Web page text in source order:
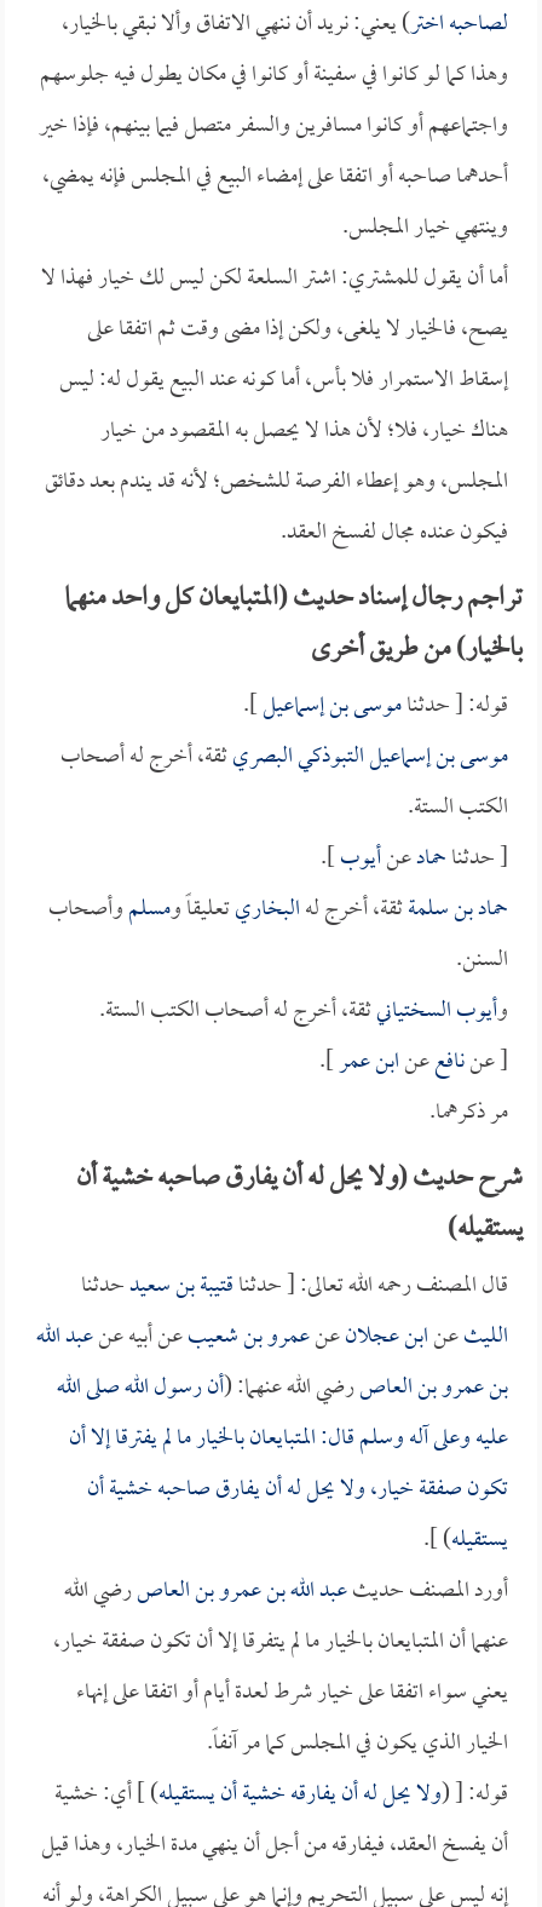
لصاحبه اختر) يعني: نريد أن ننهي الاتفاق وألا نبقي بالخيار،
وهذا كما لو كانوا في سفينة أو كانوا في مكان يطول فيه جلوسهم
واجتماعهم أو كانوا مسافرين والسفر متصل فيما بينهم، فإذا خير
أحدهما صاحبه أو اتفقا على إمضاء البيع في المجلس فإنه يمضي،
وينتهي خيار المجلس.
أما أن يقول للمشتري: اشتر السلعة لكن ليس لك خيار فهذا لا
يصح، فالخيار لا يلغى، ولكن إذا مضى وقت ثم اتفقا على
إسقاط الاستمرار فلا بأس، أما كونه عند البيع يقول له: ليس
هناك خيار، فلا؛ لأن هذا لا يحصل به المقصود من خيار
المجلس، وهو إعطاء الفرصة للشخص؛ لأنه قد يندم بعد دقائق
فيكون عنده مجال لفسخ العقد.
تراجم رجال إسناد حديث (المتبايعان كل واحد منهما
بالخيار) من طريق أخرى
قوله: [ حدثناموسى بن إسماعيل].
موسى بن إسماعيل التبوذكي البصريثقة، أخرج له أصحاب
الكتب الستة.
[ حدثناحمادعنأيوب].
حماد بن سلمةثقة، أخرج لهالبخاريتعليقاً ومسلموأصحاب
السنن.
وأيوب السختيانيثقة، أخرج له أصحاب الكتب الستة.
[ عننافععنابن عمر].
مر ذكرهما.
شرح حديث (ولا يحل له أن يفارق صاحبه خشية أن
يستقيله)
قال المصنف رحمه الله تعالى: [ حدثناقتيبة بن سعيدحدثنا
الليثعنابن عجلانعنعمرو بن شعيبعن أبيه عنعبد الله
بن عمرو بن العاصرضي الله عنهما: (أن رسول الله صلى الله
عليه وعلى آله وسلم قال: المتبايعان بالخيار ما لم يفترقا إلا أن
تكون صفقة خيار، ولا يحل له أن يفارق صاحبه خشية أن
يستقيله) ].
أورد المصنف حديثعبد الله بن عمرو بن العاصرضي الله
عنهما أن المتبايعان بالخيار ما لم يتفرقا إلا أن تكون صفقة خيار،
يعني سواء اتفقا على خيار شرط لعدة أيام أو اتفقا على إنهاء
الخيار الذي يكون في المجلس كما مر آنفاً.
قوله: [ (ولا يحل له أن يفارقه خشية أن يستقيله) ] أي: خشية
أن يفسخ العقد، فيفارقه من أجل أن ينهي مدة الخيار، وهذا قيل
إنه ليس على سبيل التحريم وإنما هو على سبيل الكراهة، ولو أنه